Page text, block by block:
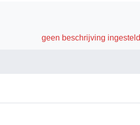
geen beschrijving ingesteld